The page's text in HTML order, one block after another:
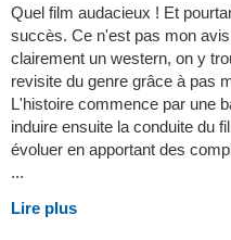
Quel film audacieux ! Et
succès. Ce n'est pas mon
clairement un western, on y
revisite du genre grâce à pas
L'histoire commence par une
induire ensuite la conduite du
évoluer en apportant des
...
Lire plus